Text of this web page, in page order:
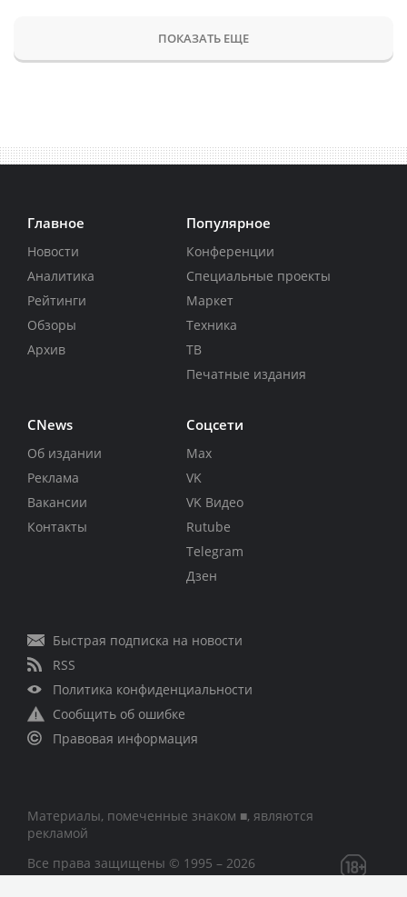
ПОКАЗАТЬ ЕЩЕ
Главное
Новости
Аналитика
Рейтинги
Обзоры
Архив
Популярное
Конференции
Специальные проекты
Маркет
Техника
ТВ
Печатные издания
CNews
Об издании
Реклама
Вакансии
Контакты
Соцсети
Max
VK
VK Видео
Rutube
Telegram
Дзен
Быстрая подписка на новости
RSS
Политика конфиденциальности
Сообщить об ошибке
Правовая информация
Материалы, помеченные знаком ■, являются
рекламой
Все права защищены © 1995 – 2026